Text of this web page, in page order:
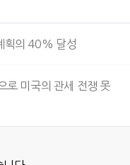
획의 40% 달성
로 미국의 관세 전쟁 못